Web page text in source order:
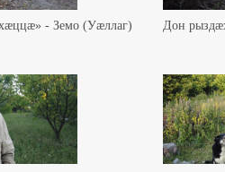
- Земо (Уæллаг)
Дон